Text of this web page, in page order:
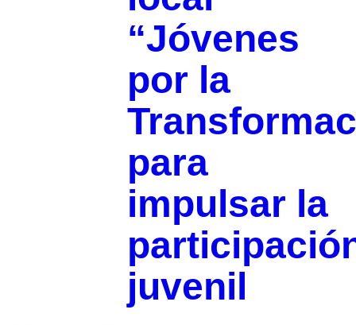
“Jóvenes
por la
para
impulsar la
juvenil